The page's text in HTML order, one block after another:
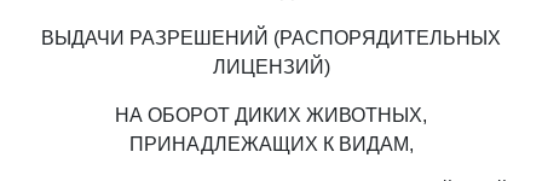
ВЫДАЧИ РАЗРЕШЕНИЙ (РАСПОРЯДИТЕЛЬНЫХ
ЛИЦЕНЗИЙ)
НА ОБОРОТ ДИКИХ ЖИВОТНЫХ,
ПРИНАДЛЕЖАЩИХ К ВИДАМ,